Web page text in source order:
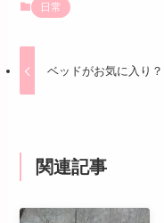
日常
ベッドがお気に入り？
関連記事